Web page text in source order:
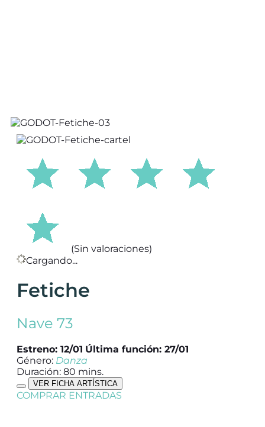
(Sin valoraciones)
Cargando...
Fetiche
Nave 73
Estreno: 12/01 Última función: 27/01
Género: Danza
Duración: 80 mins.
VER FICHA ARTÍSTICA
COMPRAR ENTRADAS